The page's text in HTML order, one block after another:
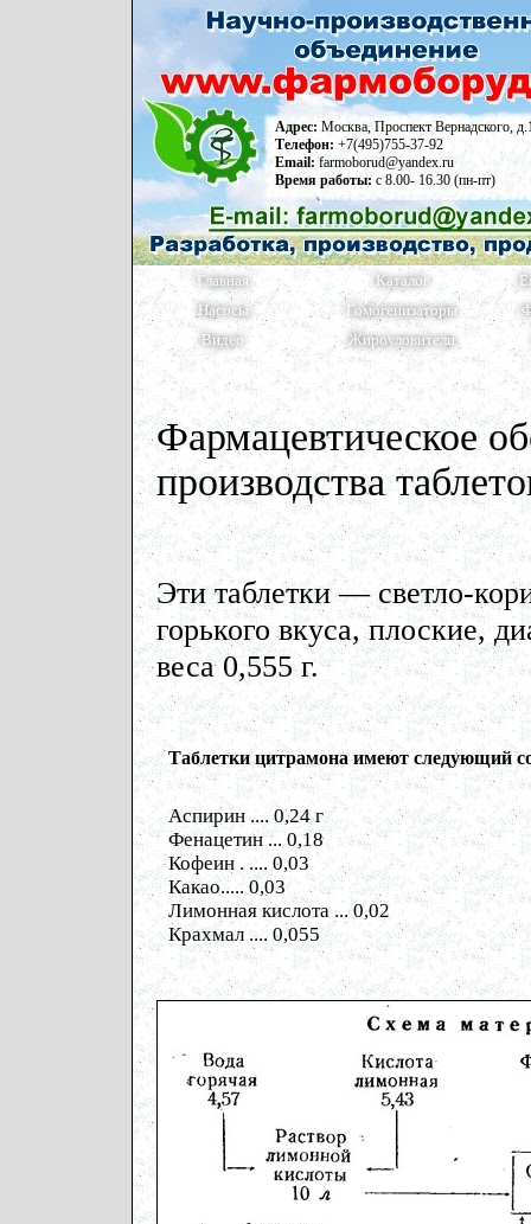
Адрес: Москва, Проспект Вернадского,
Телефон: +7(495)755-37-92
Email: farmoborud@yandex.ru
Время работы:с 8.00- 16.30 (пн-пт)
Главная Каталог
Насосы
Гомогенизаторы
Видео
Жироуловители
Фармацевтическое
производства
Эти таблетки — светло-
горького вкуса, плоские,
веса 0,555 г.
Таблетки цитрамона имеют следующий
Аспирин .... 0,24 г
Фенацетин ... 0,18
Кофеин . .... 0,03
Какао..... 0,03
Лимонная кислота ... 0,02
Крахмал .... 0,055